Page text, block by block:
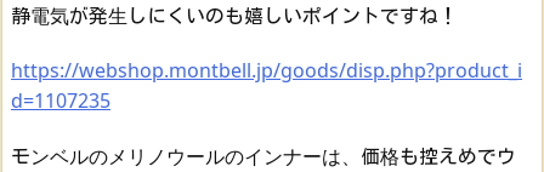
静電気が発生しにくいのも嬉しいポイントですね！
https://webshop.montbell.jp/goods/disp.php?product_i
d=1107235
モンベルのメリノウールのインナーは、価格も控えめでウ